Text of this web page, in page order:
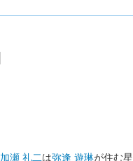
加瀬 礼二は弥逢 遊琳が住む星